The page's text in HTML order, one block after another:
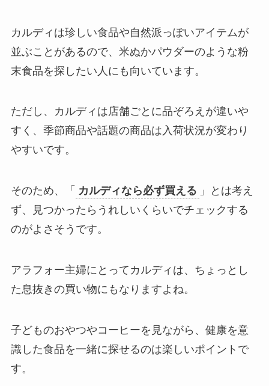
カルディは珍しい食品や自然派っぽいアイテムが
並ぶことがあるので、米ぬかパウダーのような粉
末食品を探したい人にも向いています。
ただし、カルディは店舗ごとに品ぞろえが違いや
すく、季節商品や話題の商品は入荷状況が変わり
やすいです。
そのため、「 カルディなら必ず買える 」とは考え
ず、見つかったらうれしいくらいでチェックする
のがよさそうです。
アラフォー主婦にとってカルディは、ちょっとし
た息抜きの買い物にもなりますよね。
子どものおやつやコーヒーを見ながら、健康を意
識した食品を一緒に探せるのは楽しいポイントで
す。